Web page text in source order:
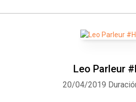
Leo Parleur
20/04/2019